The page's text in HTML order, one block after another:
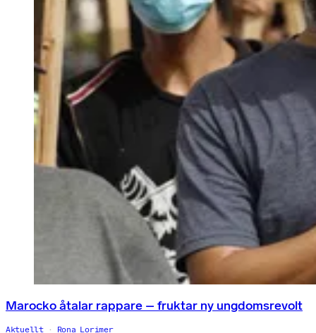
Marocko åtalar rappare – fruktar ny ungdomsrevolt
Aktuellt Rona Lorimer